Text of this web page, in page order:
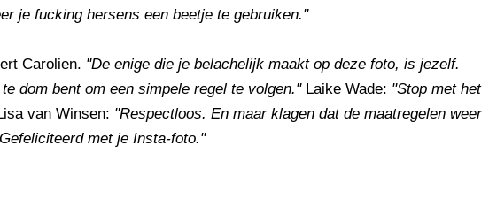
je fucking hersens een beetje te gebruiken."
Carolien. "De enige die je belachelijk maakt op deze foto, is jezelf.
dom bent om een simpele regel te volgen."Laike Wade: "Stop met het
van Winsen: "Respectloos. En maar klagen dat de maatregelen weer
met je Insta-foto."